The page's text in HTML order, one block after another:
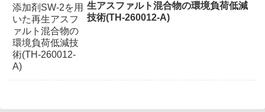
生アスファルト混合物の環境負荷低減
技術(TH-260012-A)